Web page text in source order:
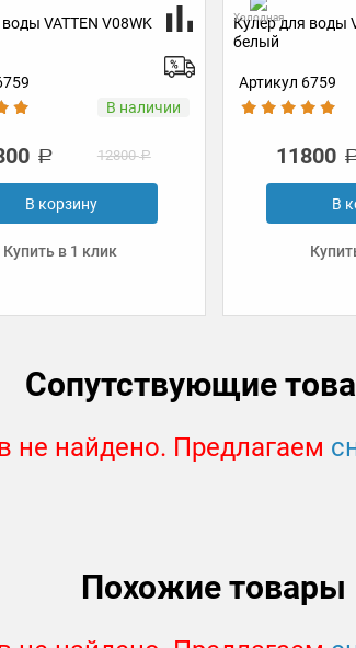
VATTEN V08WK
В наличии
12800
В корзину
Купить в 1 клик
Холодная
Кулер для воды
белый
Артикул 6759
11800
В
Сопутствующие
не найдено. Предлагаем
Похожие товары